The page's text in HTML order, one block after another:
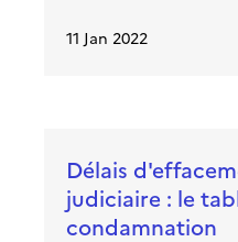
Voici quel bulletin
11 Jan 2022
Délais
judiciaire : le
condamnation